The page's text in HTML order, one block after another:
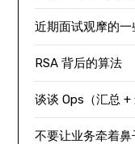
近期面试观摩的一
RSA 背后的算法
谈谈 Ops（汇总
不要让业务牵着鼻